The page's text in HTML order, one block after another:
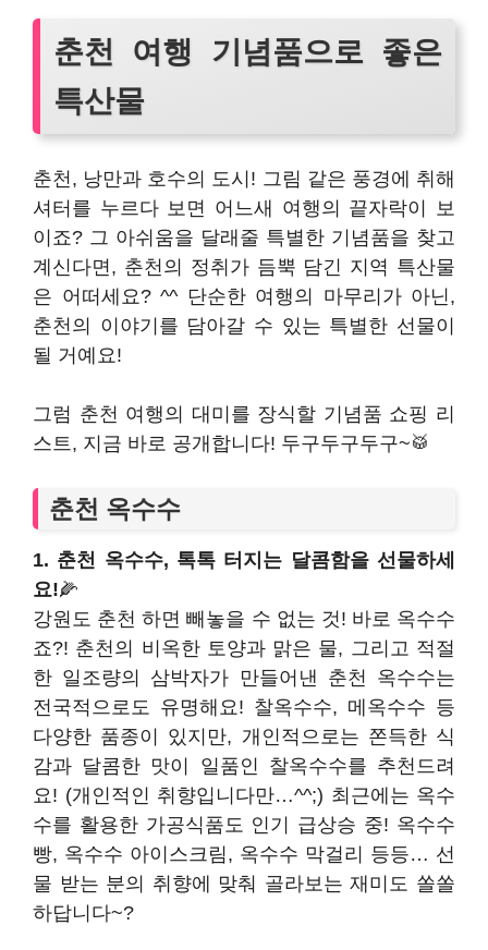
춘천 여행 기념품으로 좋은
특산물
춘천, 낭만과 호수의 도시! 그림 같은 풍경에 취해
셔터를 누르다 보면 어느새 여행의 끝자락이 보
이죠? 그 아쉬움을 달래줄 특별한 기념품을 찾고
계신다면, 춘천의 정취가 듬뿍 담긴 지역 특산물
은 어떠세요? ^^ 단순한 여행의 마무리가 아닌,
춘천의 이야기를 담아갈 수 있는 특별한 선물이
될 거예요!
그럼 춘천 여행의 대미를 장식할 기념품 쇼핑 리
스트, 지금 바로 공개합니다! 두구두구두구~🥁
춘천 옥수수
1. 춘천 옥수수, 톡톡 터지는 달콤함을 선물하세
요!🌽
강원도 춘천 하면 빼놓을 수 없는 것! 바로 옥수수
죠?! 춘천의 비옥한 토양과 맑은 물, 그리고 적절
한 일조량의 삼박자가 만들어낸 춘천 옥수수는
전국적으로도 유명해요! 찰옥수수, 메옥수수 등
다양한 품종이 있지만, 개인적으로는 쫀득한 식
감과 달콤한 맛이 일품인 찰옥수수를 추천드려
요! (개인적인 취향입니다만…^^;) 최근에는 옥수
수를 활용한 가공식품도 인기 급상승 중! 옥수수
빵, 옥수수 아이스크림, 옥수수 막걸리 등등… 선
물 받는 분의 취향에 맞춰 골라보는 재미도 쏠쏠
하답니다~?